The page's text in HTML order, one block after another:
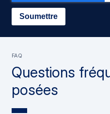
Questions
posées
FAQ